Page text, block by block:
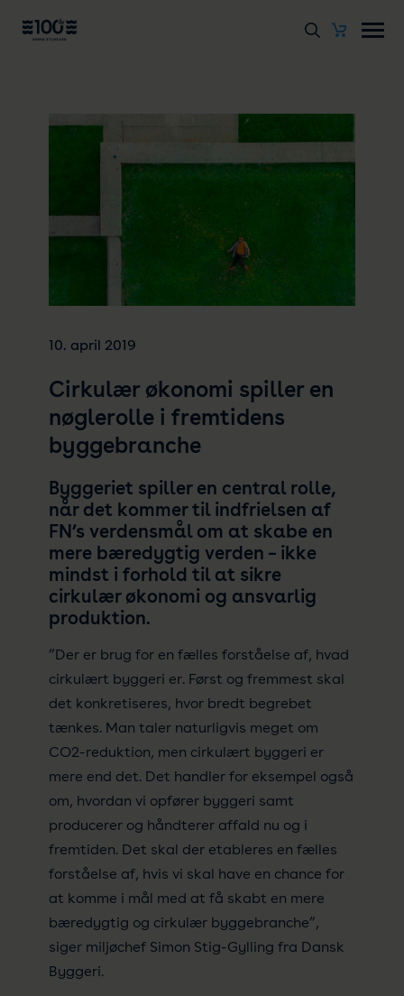
10. april 2019
Cirkulær økonomi spiller en
nøglerolle i fremtidens
byggebranche
Byggeriet spiller en central rolle,
når det kommer til indfrielsen af
FN’s verdensmål om at skabe en
mere bæredygtig verden – ikke
mindst i forhold til at sikre
cirkulær økonomi og ansvarlig
produktion.
”Der er brug for en fælles forståelse af, hvad
cirkulært byggeri er. Først og fremmest skal
det konkretiseres, hvor bredt begrebet
tænkes. Man taler naturligvis meget om
CO2-reduktion, men cirkulært byggeri er
mere end det. Det handler for eksempel også
om, hvordan vi opfører byggeri samt
producerer og håndterer affald nu og i
fremtiden. Det skal der etableres en fælles
forståelse af, hvis vi skal have en chance for
at komme i mål med at få skabt en mere
bæredygtig og cirkulær byggebranche”,
siger miljøchef Simon Stig-Gylling fra Dansk
Byggeri.